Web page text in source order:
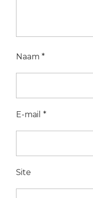
Naam *
E-mail *
Site